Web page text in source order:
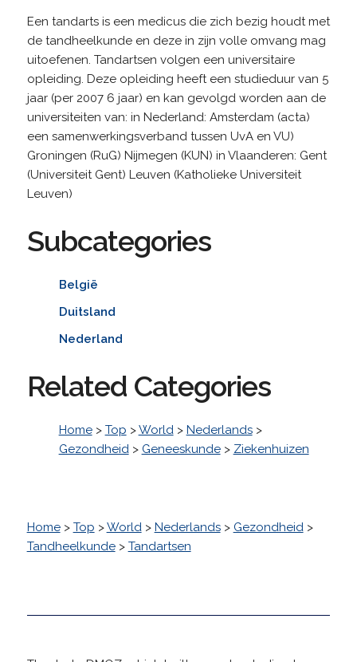
Een tandarts is een medicus die zich bezig houdt met
de tandheelkunde en deze in zijn volle omvang mag
uitoefenen. Tandartsen volgen een universitaire
opleiding. Deze opleiding heeft een studieduur van 5
jaar (per 2007 6 jaar) en kan gevolgd worden aan de
universiteiten van: in Nederland: Amsterdam (acta)
een samenwerkingsverband tussen UvA en VU)
Groningen (RuG) Nijmegen (KUN) in Vlaanderen: Gent
(Universiteit Gent) Leuven (Katholieke Universiteit
Leuven)
Subcategories
België
Duitsland
Nederland
Related Categories
Home> Top >World> Nederlands>
Gezondheid> Geneeskunde> Ziekenhuizen
Home> Top >World> Nederlands> Gezondheid>
Tandheelkunde> Tandartsen